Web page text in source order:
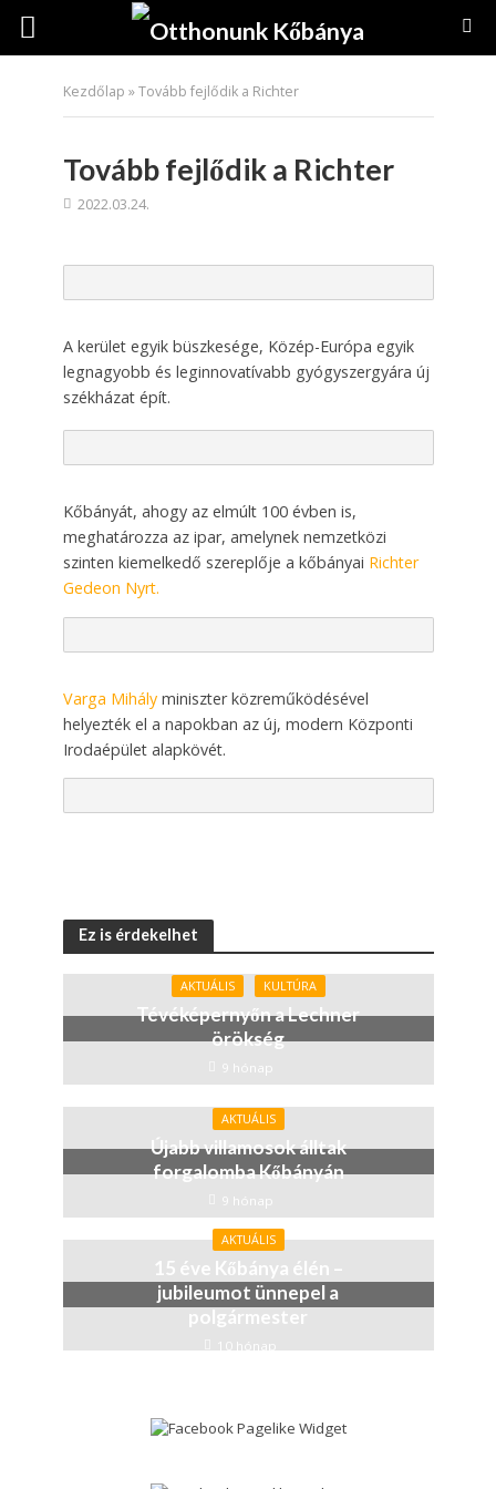
Kezdőlap »Tovább fejlődik a Richter
Tovább fejlődik a Richter
2022.03.24.
A kerület egyik büszkesége, Közép-Európa egyik
legnagyobb és leginnovatívabb gyógyszergyára új
székházat épít.
Kőbányát, ahogy az elmúlt 100 évben is,
meghatározza az ipar, amelynek nemzetközi
szinten kiemelkedő szereplője a kőbányai Richter
Gedeon Nyrt.
Varga Mihályminiszter közreműködésével
helyezték el a napokban az új, modern Központi
Irodaépület alapkövét.
Ez is érdekelhet
AKTUÁLIS KULTÚRA
Tévéképernyőn a Lechner
örökség
9 hónap
AKTUÁLIS
Újabb villamosok álltak
forgalomba Kőbányán
9 hónap
AKTUÁLIS
15 éve Kőbánya élén –
jubileumot ünnepel a
polgármester
10 hónap